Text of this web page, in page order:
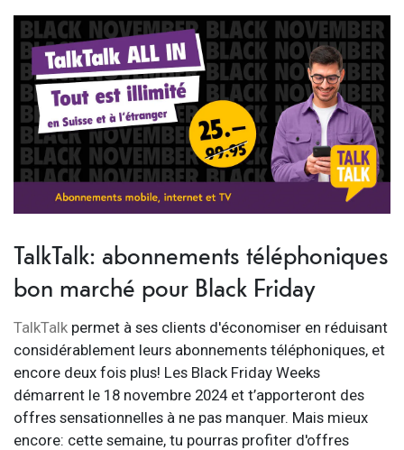
TalkTalk: abonnements téléphoniques
bon marché pour Black Friday
TalkTalk permet à ses clients d'économiser en réduisant
considérablement leurs abonnements téléphoniques, et
encore deux fois plus! Les Black Friday Weeks
démarrent le 18 novembre 2024 et t’apporteront des
offres sensationnelles à ne pas manquer. Mais mieux
encore: cette semaine, tu pourras profiter d'offres